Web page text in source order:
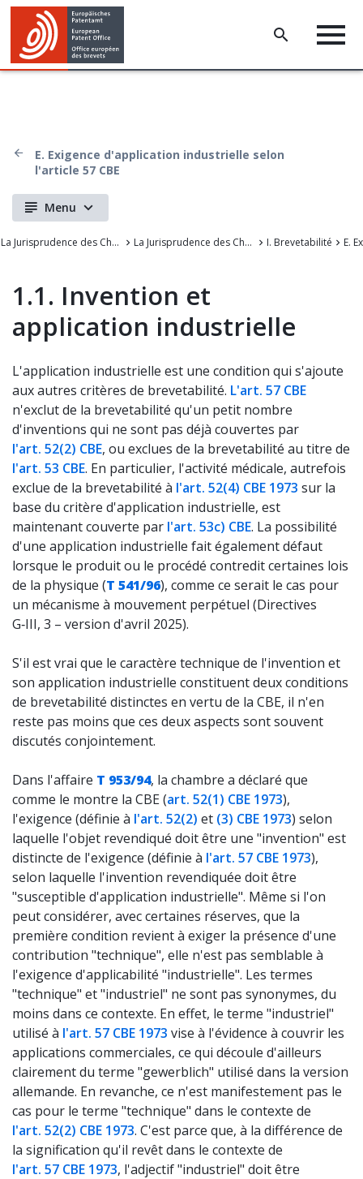
E. Exigence d'application industrielle selon
l'article 57 CBE
Menu
La Jurisprudence des Chambers de recours de l'OEB La Jurisprudence des Chambres de recours de l'Office européen des brevets I. Brevetabilité
1.1. Invention et
application industrielle
L'application industrielle est une condition qui s'ajoute
aux autres critères de brevetabilité. L'art. 57 CBE
n'exclut de la brevetabilité qu'un petit nombre
d'inventions qui ne sont pas déjà couvertes par
l'art. 52(2) CBE, ou exclues de la brevetabilité au titre de
l'art. 53 CBE. En particulier, l'activité médicale, autrefois
exclue de la brevetabilité à l'art. 52(4) CBE 1973 sur la
base du critère d'application industrielle, est
maintenant couverte par l'art. 53c) CBE. La possibilité
d'une application industrielle fait également défaut
lorsque le produit ou le procédé contredit certaines lois
de la physique (T 541/96), comme ce serait le cas pour
un mécanisme à mouvement perpétuel (Directives
G‑III, 3 – version d'avril 2025).
S'il est vrai que le caractère technique de l'invention et
son application industrielle constituent deux conditions
de brevetabilité distinctes en vertu de la CBE, il n'en
reste pas moins que ces deux aspects sont souvent
discutés conjointement.
Dans l'affaire T 953/94, la chambre a déclaré que
comme le montre la CBE (art. 52(1) CBE 1973),
l'exigence (définie à l'art. 52(2) et (3) CBE 1973) selon
laquelle l'objet revendiqué doit être une "invention" est
distincte de l'exigence (définie à l'art. 57 CBE 1973),
selon laquelle l'invention revendiquée doit être
"susceptible d'application industrielle". Même si l'on
peut considérer, avec certaines réserves, que la
première condition revient à exiger la présence d'une
contribution "technique", elle n'est pas semblable à
l'exigence d'applicabilité "industrielle". Les termes
"technique" et "industriel" ne sont pas synonymes, du
moins dans ce contexte. En effet, le terme "industriel"
utilisé à l'art. 57 CBE 1973 vise à l'évidence à couvrir les
applications commerciales, ce qui découle d'ailleurs
clairement du terme "gewerblich" utilisé dans la version
allemande. En revanche, ce n'est manifestement pas le
cas pour le terme "technique" dans le contexte de
l'art. 52(2) CBE 1973. C'est parce que, à la différence de
la signification qu'il revêt dans le contexte de
l'art. 57 CBE 1973, l'adjectif "industriel" doit être